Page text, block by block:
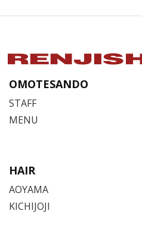
OMOTESANDO
STAFF
MENU
HAIR
AOYAMA
KICHIJOJI